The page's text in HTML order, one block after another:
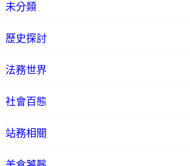
未分類
歷史探討
法務世界
社會百態
站務相關